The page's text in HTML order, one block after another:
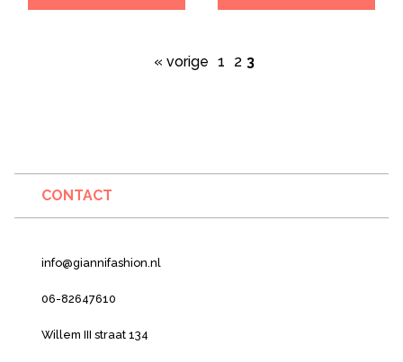
« vorige 1 2 3
CONTACT
info@giannifashion.nl
06-82647610
Willem III straat 134